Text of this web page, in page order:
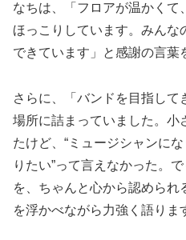
なちは、「フロアが温かくて
ほっこりしています。みん
できています」と感謝の言葉
さらに、「バンドを目指し
場所に詰まっていました。小
たけど、“ミュージシャンに
りたい”って言えなかった。
を、ちゃんと心から認めら
を浮かべながら力強く語りま